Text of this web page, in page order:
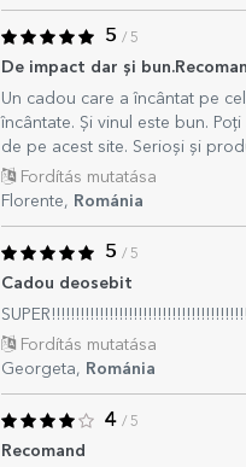
5 / 5
De impact dar și
Un cadou care a încântat pe
încântate. Și vinul este bun.
de pe acest site. Serioși și
Fordítás mutatása
Florente, Románia
5 / 5
Cadou deosebit
Fordítás mutatása
Georgeta, Románia
4 / 5
Recomand